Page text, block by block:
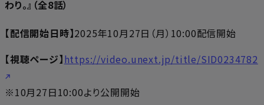
わり。』（全8話）
【配信開始日時】2025年10月27日（月）10:00配信開始
【視聴ページ】https://video.unext.jp/title/SID0234782
※10月27日10:00より公開開始